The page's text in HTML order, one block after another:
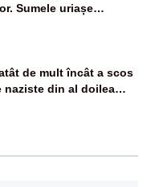
Sumele uriașe
român
de mult încât a scos
naziste din al doilea